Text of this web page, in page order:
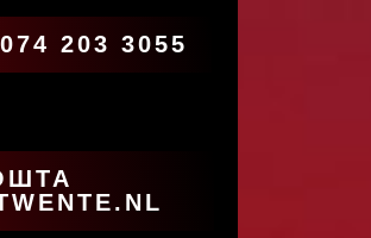
203 3055